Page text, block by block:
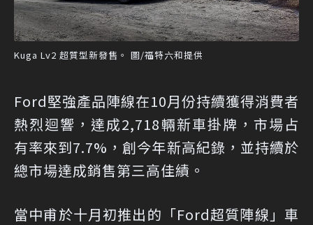
Kuga Lv2 超質型新發售。 圖/福特六和提供
Ford堅強產品陣線在10月份持續獲得消費者
熱烈迴響，達成2,718輛新車掛牌，市場占
有率來到7.7%，創今年新高紀錄，並持續於
總市場達成銷售第三高佳績。
當中甫於十月初推出的「Ford超質陣線」車